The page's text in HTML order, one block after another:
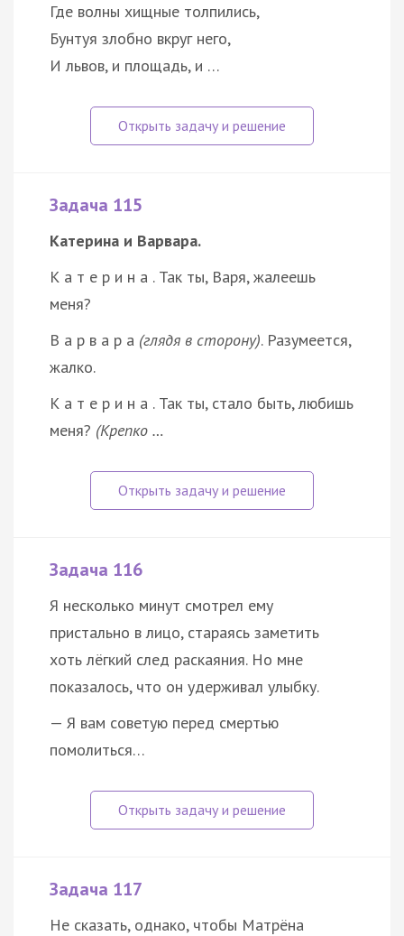
Где волны хищные толпились,
Бунтуя злобно вкруг него,
И львов, и площадь, и …
Задача 115
Катерина и Варвара.
К а т е р и н а . Так ты, Варя, жалеешь
меня?
В а р в а р а (глядя в сторону). Разумеется,
жалко.
К а т е р и н а . Так ты, стало быть, любишь
меня? (Крепко …
Задача 116
Я несколько минут смотрел ему
пристально в лицо, стараясь заметить
хоть лёгкий след раскаяния. Но мне
показалось, что он удерживал улыбку.
— Я вам советую перед смертью
помолиться…
Задача 117
Не сказать, однако, чтобы Матрёна